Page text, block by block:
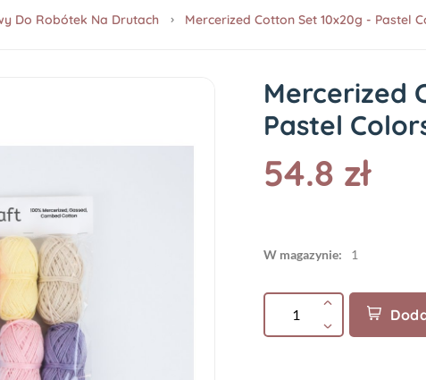
Do Robótek Na Drutach Mercerized Cotton Set 10x20g - Pastel
Mercerized
Pastel
54.8 zł
W magazynie: 1